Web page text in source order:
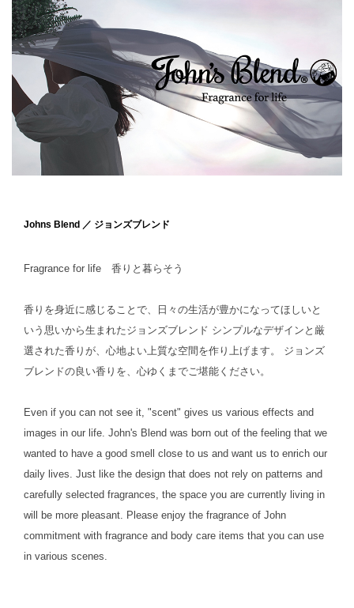
Johns Blend ／ ジョンズブレンド
Fragrance for life 香りと暮らそう
香りを身近に感じることで、日々の生活が豊かになってほしいと
いう思いから生まれたジョンズブレンド シンプルなデザインと厳
選された香りが、心地よい上質な空間を作り上げます。
ジョンズ
ブレンドの良い香りを、心ゆくまでご堪能ください。
Even if you can not see it, "scent" gives us various effects and
images in our life. John's Blend was born out of the feeling that we
wanted to have a good smell close to us and want us to enrich our
daily lives. Just like the design that does not rely on patterns and
carefully selected fragrances, the space you are currently living in
will be more pleasant. Please enjoy the fragrance of John
commitment with fragrance and body care items that you can use
in various scenes.